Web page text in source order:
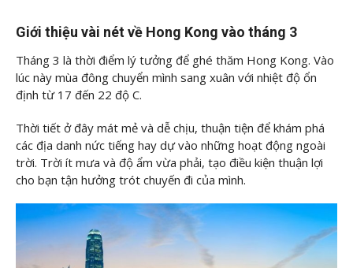
Giới thiệu vài nét về Hong Kong vào tháng 3
Tháng 3 là thời điểm lý tưởng để ghé thăm Hong Kong. Vào
lúc này mùa đông chuyển mình sang xuân với nhiệt độ ổn
định từ 17 đến 22 độ C.
Thời tiết ở đây mát mẻ và dễ chịu, thuận tiện để khám phá
các địa danh nức tiếng hay dự vào những hoạt động ngoài
trời. Trời ít mưa và độ ẩm vừa phải, tạo điều kiện thuận lợi
cho bạn tận hưởng trót chuyến đi của mình.